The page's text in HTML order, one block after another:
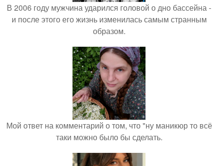
В 2006 году мужчина ударился головой о дно бассейна -
и после этого его жизнь изменилась самым странным
образом.
Мой ответ на комментарий о том, что "ну маникюр то всё
таки можно было бы сделать.